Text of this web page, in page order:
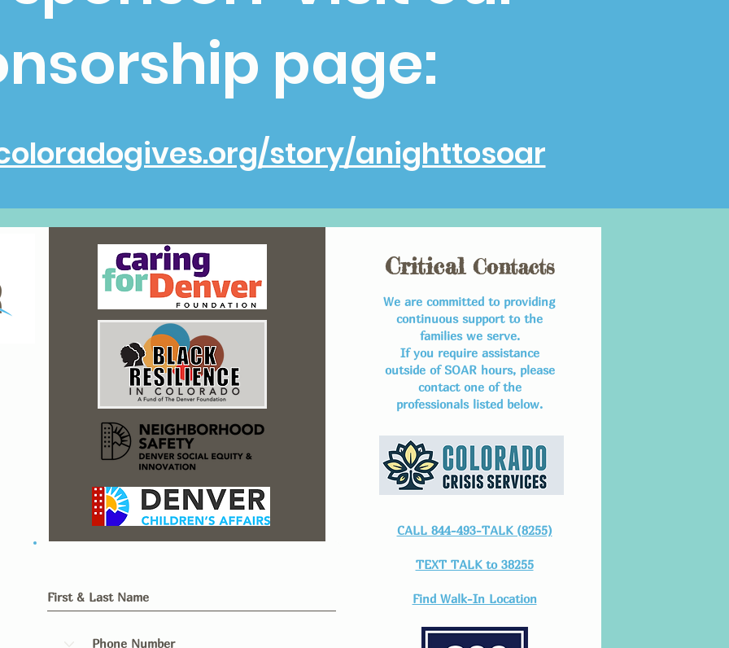
page:
story/anighttosoar
CriticalContacts
We are committed to providing
continuous support to the
families we serve.
If you require assistance
outside of SOAR hours, please
contact one of the
professionals listed below.
CALL 844-493-TALK (8255)
TEXT TALK to 38255
Find Walk-In Location